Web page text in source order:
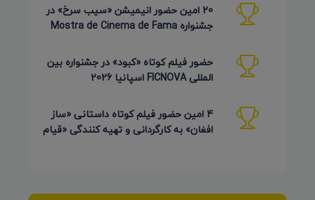
20 امین حضور انیمیشن «سیب سرخ» در
جشنواره Mostra de Cinema de Fama
حضور فیلم کوتاه «کبود» در جشنواره بین
المللی FICNOVA اسپانیا 2026
4 امین حضور فیلم کوتاه داستانی «ساز
افغان» به کارگردانی و تهیه کنندگی «قیام